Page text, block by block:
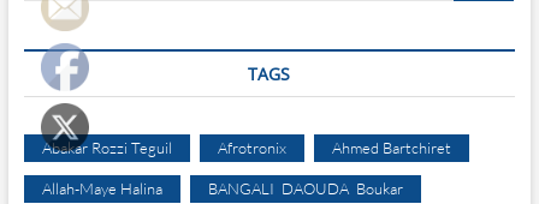
TAGS
Abakar Rozzi Teguil Afrotronix Ahmed Bartchiret
Allah-Maye Halina BANGALI DAOUDA Boukar